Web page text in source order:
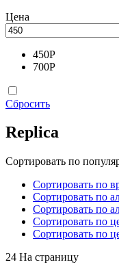
Цена
450Р
700Р
Сбросить
Replica
Сортировать по
Сортировать по
Сортировать по
Сортировать по
Сортировать по
Сортировать по
24 На страницу